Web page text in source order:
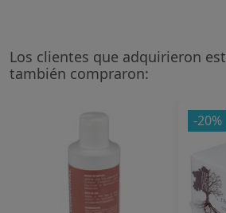
Los clientes que adquirieron
también compraron:
-20%